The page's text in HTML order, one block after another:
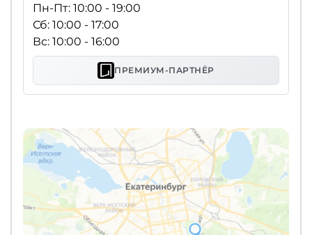
Пн-Пт: 10:00 - 19:00
Сб: 10:00 - 17:00
Вс: 10:00 - 16:00
ПРЕМИУМ-ПАРТНЁР